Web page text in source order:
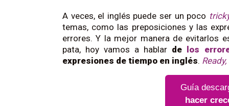
A veces, el inglés puede ser un poco
temas, como las preposiciones y las
errores. Y la mejor manera de evitarlos
pata, hoy vamos a hablar de los
expresiones de tiempo en inglés.
Guía
hacer